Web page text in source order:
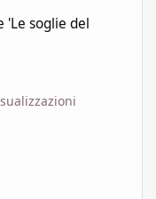
'Le soglie del